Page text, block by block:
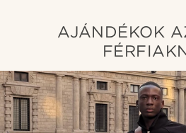
AJÁNDÉKOK